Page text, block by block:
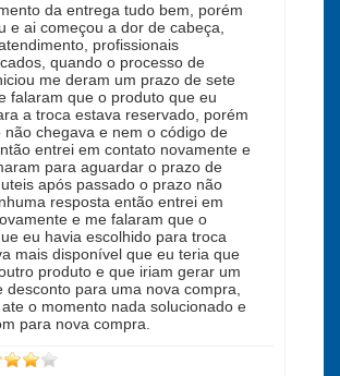
da entrega tudo bem, porém
e ai começou a dor de cabeça,
profissionais
quando o processo de
me deram um prazo de sete
falaram que o produto que eu
a troca estava reservado, porém
não chegava e nem o código de
entrei em contato novamente e
para aguardar o prazo de
após passado o prazo não
resposta então entrei em
e me falaram que o
eu havia escolhido para troca
mais disponível que eu teria que
produto e que iriam gerar um
desconto para uma nova compra,
o momento nada solucionado e
para nova compra.